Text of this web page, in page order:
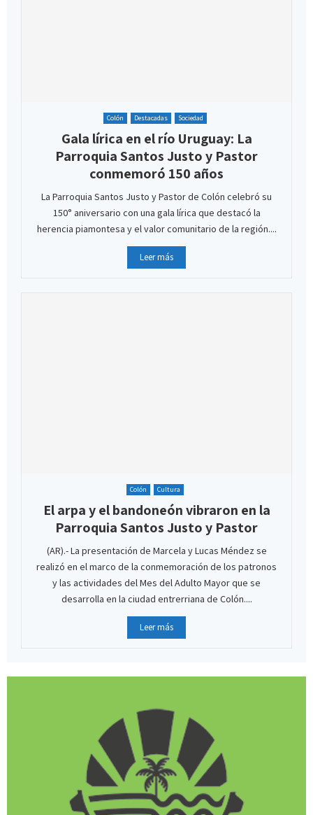
Colón Destacadas Sociedad
Gala lírica en el río Uruguay: La
Parroquia Santos Justo y Pastor
conmemoró 150 años
La Parroquia Santos Justo y Pastor de Colón celebró su
150° aniversario con una gala lírica que destacó la
herencia piamontesa y el valor comunitario de la región....
Leer más
Colón Cultura
El arpa y el bandoneón vibraron en la
Parroquia Santos Justo y Pastor
(AR).- La presentación de Marcela y Lucas Méndez se
realizó en el marco de la conmemoración de los patronos
y las actividades del Mes del Adulto Mayor que se
desarrolla en la ciudad entrerriana de Colón....
Leer más